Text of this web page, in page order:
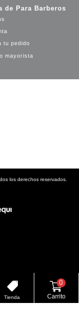
de Para Barberos
tu pedido
mayorista
los derechos reservados.

Tienda
0
Carrito